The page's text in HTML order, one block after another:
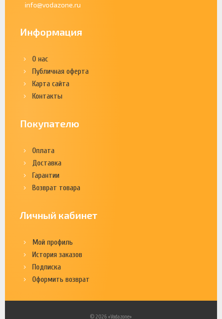
info@vodazone.ru
Информация
О нас
Публичная оферта
Карта сайта
Контакты
Покупателю
Оплата
Доставка
Гарантии
Возврат товара
Личный кабинет
Мой профиль
История заказов
Подписка
Оформить возврат
© 2026 «Vodazone»